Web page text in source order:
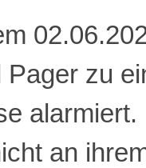
zu
an